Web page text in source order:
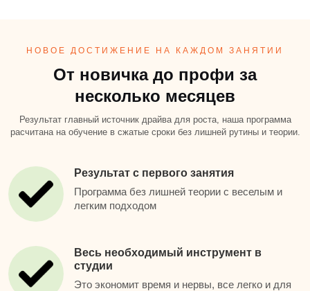
НОВОЕ ДОСТИЖЕНИЕ НА КАЖДОМ ЗАНЯТИИ
От новичка до профи за
несколько месяцев
Результат главный источник драйва для роста, наша программа
расчитана на обучение в сжатые сроки без лишней рутины и теории.
Результат с первого занятия
Программа без лишней теории с веселым и
легким подходом
Весь необходимый инструмент в
студии
Это экономит время и нервы, все легко и для